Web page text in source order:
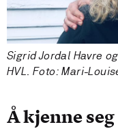
Sigrid Jordal Havre
HVL. Foto: Mari-
Å kjenne